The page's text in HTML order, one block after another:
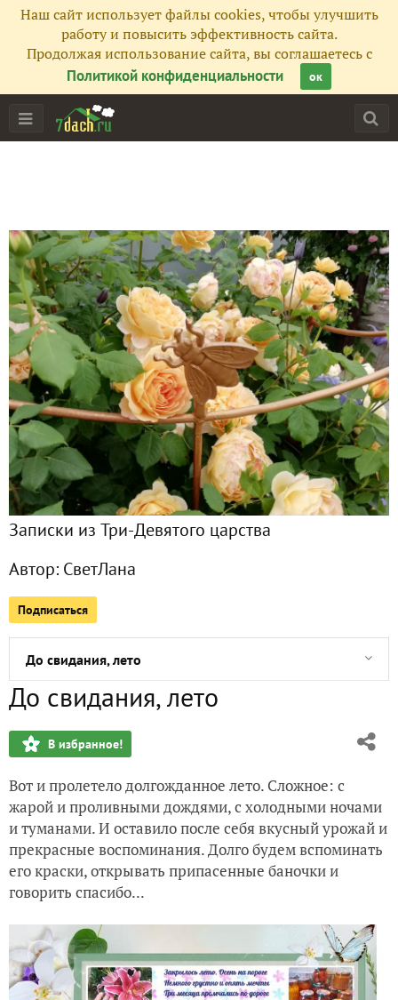
Наш сайт использует файлы cookies, чтобы улучшить
работу и повысить эффективность сайта.
Продолжая использование сайта, вы соглашаетесь с
Политикой конфиденциальности
ок
Записки из Три-Девятого царства
Автор: СветЛана
Подписаться
Все публикации 97
Фото 67
Сейчас обсуждают
"Битва" с кабачками. Пастила
Первый день июня
13 мая 2024 г. Настроение почти летнее
Матросовские вести
Мечта. Теплица. Хроника
До свидания, лето
Что может быть лучше клубники? Только клубника в
Вестник "Ни в саду, ни в огороде". Февральский выпуск
Планирую томатные посадки на сезон-2023
Солнечные тыквенные багеты
Сердечное спасибо за приз!
До свидания, лето
В избранное!
Вот и пролетело долгожданное лето. Сложное: с
жарой и проливными дождями, с холодными ночами
и туманами. И оставило после себя вкусный урожай и
прекрасные воспоминания. Долго будем вспоминать
его краски, открывать припасенные баночки и
говорить спасибо...